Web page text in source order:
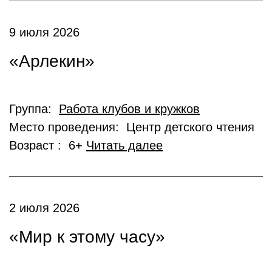
9 июля 2026
«Арлекин»
Группа: Работа клубов и кружков
Место проведения: Центр детского чтения
Возраст : 6+ Читать далее
2 июля 2026
«Мир к этому часу»